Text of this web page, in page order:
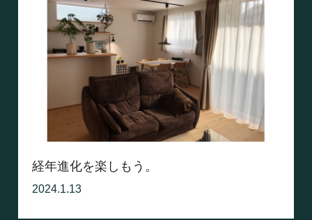
経年進化を楽しもう。
2024.1.13